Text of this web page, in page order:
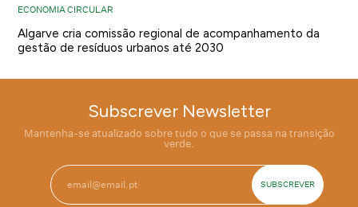
ECONOMIA CIRCULAR
Algarve cria comissão regional de acompanhamento da
gestão de resíduos urbanos até 2030
Subscrever Newsletter
Mantenha-se atualizado sobre tudo o que se passa na transição
verde.